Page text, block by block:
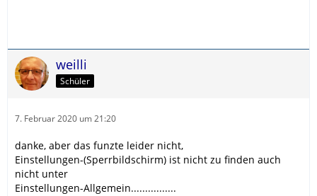
weilli
Schüler
7. Februar 2020 um 21:20
danke, aber das funzte leider nicht,
Einstellungen-(Sperrbildschirm) ist nicht zu finden auch
nicht unter
Einstellungen-Allgemein................